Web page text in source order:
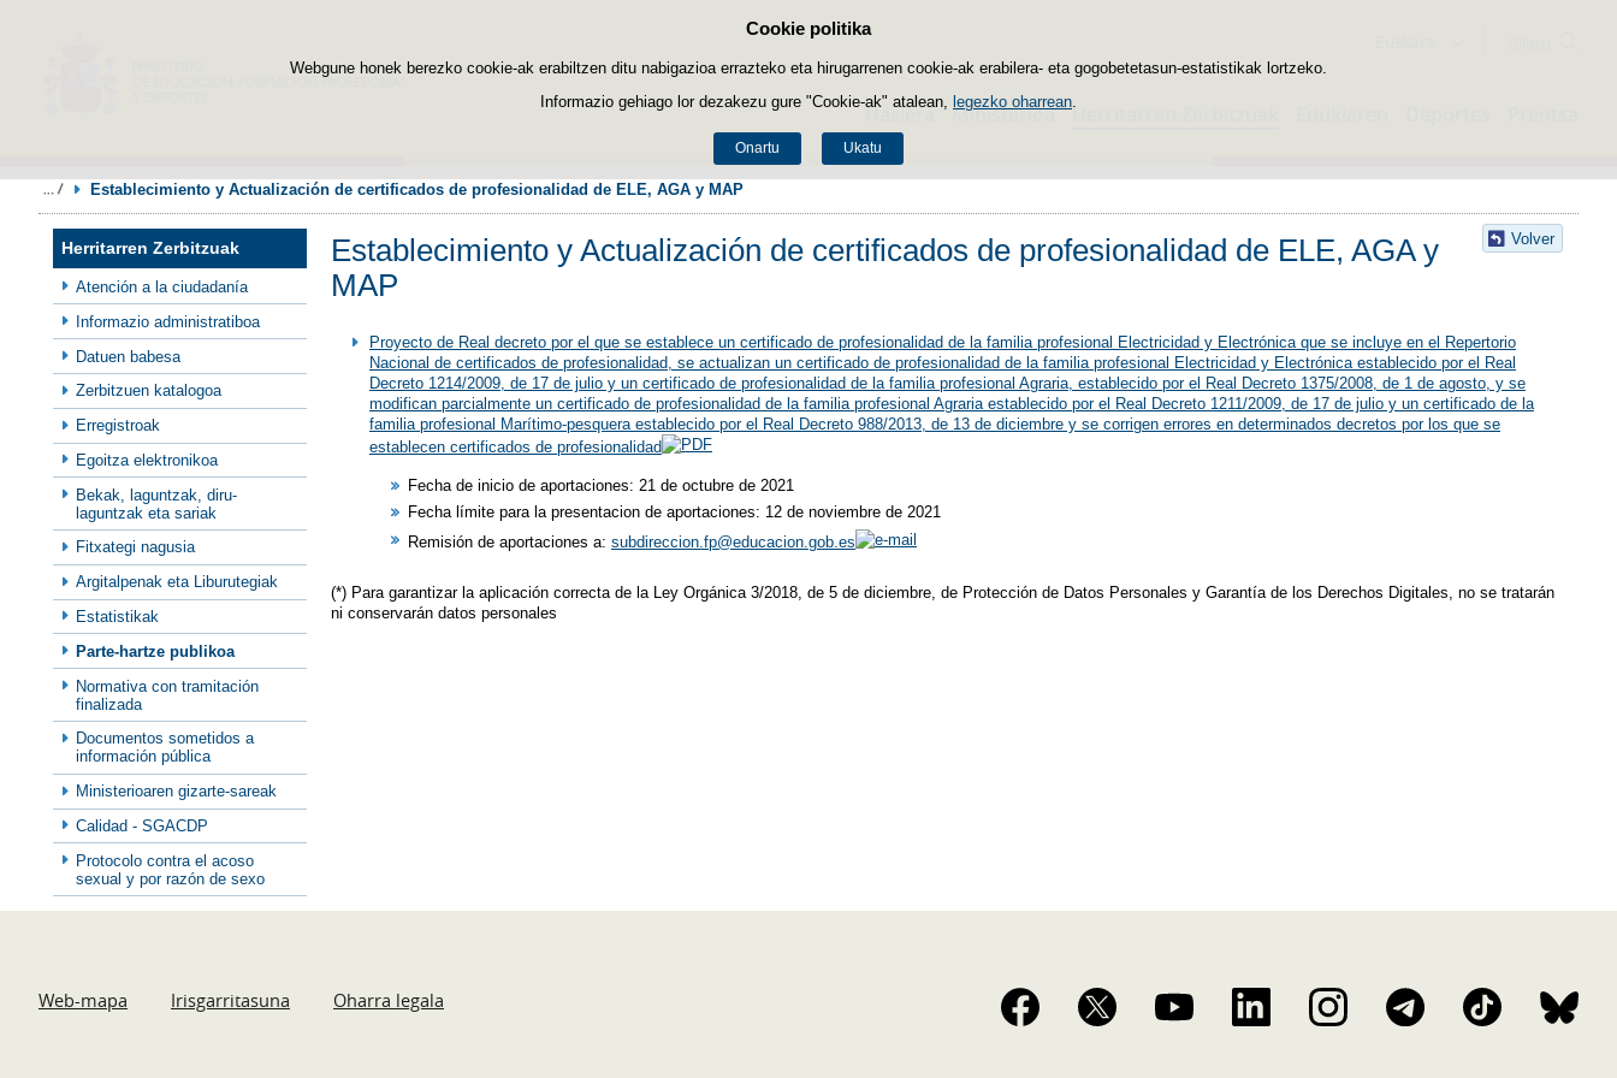
Cookie politika
Webgune honek berezko cookie-ak erabiltzen ditu nabigazioa errazteko eta hirugarrenen cookie-ak erabilera- eta gogobetetasun-estatistikak lortzeko.
Informazio gehiago lor dezakezu gure "Cookie-ak" atalean, legezko oharrean
Onartu Ukatu
Edukira salto egin
Hasiera Ministerioa Herritarren Zerbitzuak
Establecimiento y Actualización de certificados de profesionalidad de ELE, AGA y MAP
Herritarren Zerbitzuak
Atención a la ciudadanía
Informazio administratiboa
Datuen babesa
Zerbitzuen katalogoa
Erregistroak
Egoitza elektronikoa
Bekak, laguntzak, diru-
laguntzak eta sariak
Fitxategi nagusia
Argitalpenak eta Liburutegiak
Estatistikak
Parte-hartze publikoa
Normativa con tramitación
finalizada
Documentos sometidos a
información pública
Ministerioaren gizarte-sareak
Calidad - SGACDP
Protocolo contra el acoso
sexual y por razón de sexo
Volver
Establecimiento y Actualización de certificados de profesionalidad de ELE, AGA y
MAP
Proyecto de Real decreto por el que se establece un certificado de profesionalidad de la familia profesional Electricidad y Electrónica que se incluye en el Repertorio
Nacional de certificados de profesionalidad, se actualizan un certificado de profesionalidad de la familia profesional Electricidad y Electrónica establecido por el Real
Decreto 1214/2009, de 17 de julio y un certificado de profesionalidad de la familia profesional Agraria, establecido por el Real Decreto 1375/2008, de 1 de agosto, y se
modifican parcialmente un certificado de profesionalidad de la familia profesional Agraria establecido por el Real Decreto 1211/2009, de 17 de julio y un certificado de la
familia profesional Marítimo-pesquera establecido por el Real Decreto 988/2013, de 13 de diciembre y se corrigen errores en determinados decretos por los que se
establecen certificados de profesionalidad
Fecha de inicio de aportaciones: 21 de octubre de 2021
Fecha límite para la presentacion de aportaciones: 12 de noviembre de 2021
Remisión de aportaciones a: subdireccion.fp@educacion.gob.es
(*) Para garantizar la aplicación correcta de la Ley Orgánica 3/2018, de 5 de diciembre, de Protección de Datos Personales y Garantía de los Derechos Digitales, no se tratarán
ni conservarán datos personales
Web-mapa Irisgarritasuna Oharra legala